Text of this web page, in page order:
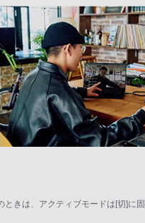
きは、アクティブモードは[切]に